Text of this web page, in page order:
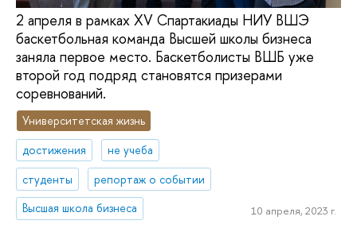
2 апреля в рамках XV Спартакиады НИУ ВШЭ
баскетбольная команда Высшей школы бизнеса
заняла первое место. Баскетболисты ВШБ уже
второй год подряд становятся призерами
соревнований.
Университетская жизнь
достижения
не учеба
студенты
репортаж о событии
Высшая школа бизнеса
10 апреля, 2023 г.